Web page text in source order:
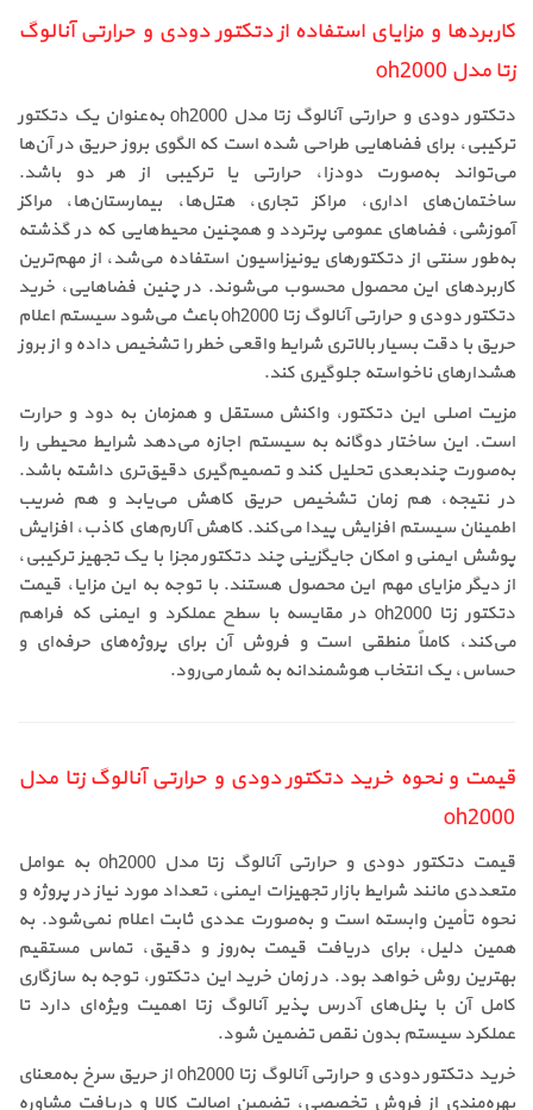
کاربردها و مزایای استفاده از دتکتور دودی و حرارتی آنالوگ
زتا مدل oh2000
دتکتور دودی و حرارتی آنالوگ زتا مدل oh2000 به‌عنوان یک دتکتور
ترکیبی، برای فضاهایی طراحی شده است که الگوی بروز حریق در آن‌ها
می‌تواند به‌صورت دودزا، حرارتی یا ترکیبی از هر دو باشد.
ساختمان‌های اداری، مراکز تجاری، هتل‌ها، بیمارستان‌ها، مراکز
آموزشی، فضاهای عمومی پرتردد و همچنین محیط‌هایی که در گذشته
به‌طور سنتی از دتکتورهای یونیزاسیون استفاده می‌شد، از مهم‌ترین
کاربردهای این محصول محسوب می‌شوند. در چنین فضاهایی، خرید
دتکتور دودی و حرارتی آنالوگ زتا oh2000 باعث می‌شود سیستم اعلام
حریق با دقت بسیار بالاتری شرایط واقعی خطر را تشخیص داده و از بروز
هشدارهای ناخواسته جلوگیری کند.
مزیت اصلی این دتکتور، واکنش مستقل و همزمان به دود و حرارت
است. این ساختار دوگانه به سیستم اجازه می‌دهد شرایط محیطی را
به‌صورت چندبعدی تحلیل کند و تصمیم‌گیری دقیق‌تری داشته باشد.
در نتیجه، هم زمان تشخیص حریق کاهش می‌یابد و هم ضریب
اطمینان سیستم افزایش پیدا می‌کند. کاهش آلارم‌های کاذب، افزایش
پوشش ایمنی و امکان جایگزینی چند دتکتور مجزا با یک تجهیز ترکیبی،
از دیگر مزایای مهم این محصول هستند. با توجه به این مزایا، قیمت
دتکتور زتا oh2000 در مقایسه با سطح عملکرد و ایمنی که فراهم
می‌کند، کاملاً منطقی است و فروش آن برای پروژه‌های حرفه‌ای و
حساس، یک انتخاب هوشمندانه به شمار می‌رود.
قیمت و نحوه خرید دتکتور دودی و حرارتی آنالوگ زتا مدل
oh2000
قیمت دتکتور دودی و حرارتی آنالوگ زتا مدل oh2000 به عوامل
متعددی مانند شرایط بازار تجهیزات ایمنی، تعداد مورد نیاز در پروژه و
نحوه تأمین وابسته است و به‌صورت عددی ثابت اعلام نمی‌شود. به
همین دلیل، برای دریافت قیمت به‌روز و دقیق، تماس مستقیم
بهترین روش خواهد بود. در زمان خرید این دتکتور، توجه به سازگاری
کامل آن با پنل‌های آدرس پذیر آنالوگ زتا اهمیت ویژه‌ای دارد تا
عملکرد سیستم بدون نقص تضمین شود.
خرید دتکتور دودی و حرارتی آنالوگ زتا oh2000 از حریق سرخ به‌معنای
بهره‌مندی از فروش تخصصی، تضمین اصالت کالا و دریافت مشاوره